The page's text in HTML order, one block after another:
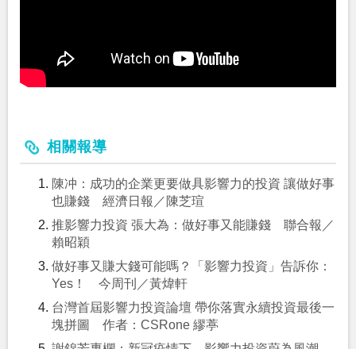
相關報導
陳冲：成功的企業更要做具影響力的投資 讓做好事
也賺錢 經濟日報／陳芝瑄
推影響力投資 張大為：做好事又能賺錢 聯合報／
賴昭穎
做好事又賺大錢可能嗎？「影響力投資」告訴你：
Yes！ 今周刊／黃煒軒
台灣首屆影響力投資論壇 帶你落實永續投資最後一
塊拼圖 作者：CSRone 繆葶